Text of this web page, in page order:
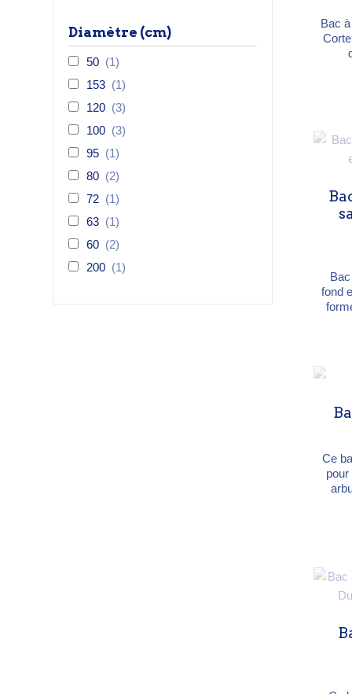
Bac
fond
Ce
Diamètre (cm)
50 (1)
153 (1)
120 (3)
100 (3)
95 (1)
80 (2)
72 (1)
63 (1)
60 (2)
200 (1)